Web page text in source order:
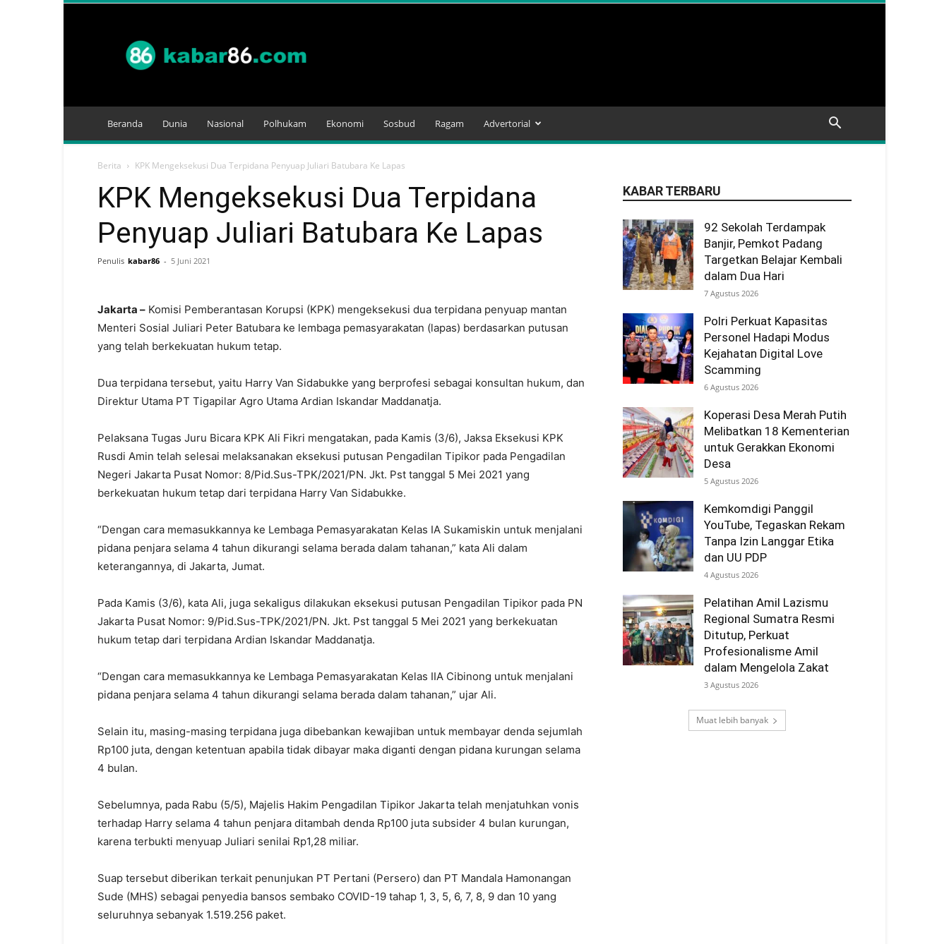
Beranda Dunia Nasional Polhukam Ekonomi Sosbud Ragam Advertorial
Berita KPK Mengeksekusi Dua Terpidana Penyuap Juliari Batubara Ke Lapas
KPK Mengeksekusi Dua Terpidana
Penyuap Juliari Batubara Ke Lapas
Penulis kabar86 - 5 Juni 2021
Jakarta – Komisi Pemberantasan Korupsi (KPK) mengeksekusi dua terpidana penyuap mantan
Menteri Sosial Juliari Peter Batubara ke lembaga pemasyarakatan (lapas) berdasarkan putusan
yang telah berkekuatan hukum tetap.
Dua terpidana tersebut, yaitu Harry Van Sidabukke yang berprofesi sebagai konsultan hukum, dan
Direktur Utama PT Tigapilar Agro Utama Ardian Iskandar Maddanatja.
Pelaksana Tugas Juru Bicara KPK Ali Fikri mengatakan, pada Kamis (3/6), Jaksa Eksekusi KPK
Rusdi Amin telah selesai melaksanakan eksekusi putusan Pengadilan Tipikor pada Pengadilan
Negeri Jakarta Pusat Nomor: 8/Pid.Sus-TPK/2021/PN. Jkt. Pst tanggal 5 Mei 2021 yang
berkekuatan hukum tetap dari terpidana Harry Van Sidabukke.
“Dengan cara memasukkannya ke Lembaga Pemasyarakatan Kelas IA Sukamiskin untuk menjalani
pidana penjara selama 4 tahun dikurangi selama berada dalam tahanan,” kata Ali dalam
keterangannya, di Jakarta, Jumat.
Pada Kamis (3/6), kata Ali, juga sekaligus dilakukan eksekusi putusan Pengadilan Tipikor pada PN
Jakarta Pusat Nomor: 9/Pid.Sus-TPK/2021/PN. Jkt. Pst tanggal 5 Mei 2021 yang berkekuatan
hukum tetap dari terpidana Ardian Iskandar Maddanatja.
“Dengan cara memasukkannya ke Lembaga Pemasyarakatan Kelas IIA Cibinong untuk menjalani
pidana penjara selama 4 tahun dikurangi selama berada dalam tahanan,” ujar Ali.
Selain itu, masing-masing terpidana juga dibebankan kewajiban untuk membayar denda sejumlah
Rp100 juta, dengan ketentuan apabila tidak dibayar maka diganti dengan pidana kurungan selama
4 bulan.
Sebelumnya, pada Rabu (5/5), Majelis Hakim Pengadilan Tipikor Jakarta telah menjatuhkan vonis
terhadap Harry selama 4 tahun penjara ditambah denda Rp100 juta subsider 4 bulan kurungan,
karena terbukti menyuap Juliari senilai Rp1,28 miliar.
Suap tersebut diberikan terkait penunjukan PT Pertani (Persero) dan PT Mandala Hamonangan
Sude (MHS) sebagai penyedia bansos sembako COVID-19 tahap 1, 3, 5, 6, 7, 8, 9 dan 10 yang
seluruhnya sebanyak 1.519.256 paket.
KABAR TERBARU
92 Sekolah Terdampak
Banjir, Pemkot Padang
Targetkan Belajar Kembali
dalam Dua Hari
7 Agustus 2026
Polri Perkuat Kapasitas
Personel Hadapi Modus
Kejahatan Digital Love
Scamming
6 Agustus 2026
Koperasi Desa Merah Putih
Melibatkan 18 Kementerian
untuk Gerakkan Ekonomi
Desa
5 Agustus 2026
Kemkomdigi Panggil
YouTube, Tegaskan Rekam
Tanpa Izin Langgar Etika
dan UU PDP
4 Agustus 2026
Pelatihan Amil Lazismu
Regional Sumatra Resmi
Ditutup, Perkuat
Profesionalisme Amil
dalam Mengelola Zakat
3 Agustus 2026
Muat lebih banyak